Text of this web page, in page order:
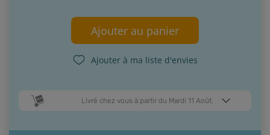
Ajouter au panier
Ajouter à ma liste d'envies
Livré chez vous à partir du Mardi 11 Août.